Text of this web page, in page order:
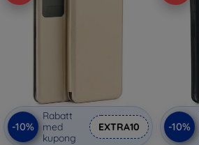
-10%
Rabatt
med
kupong
EXTRA10 -10%